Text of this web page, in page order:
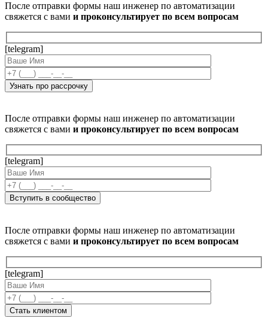
После отправки формы наш инженер по автоматизации
свяжется с вами и проконсультирует по всем вопросам
[telegram]
После отправки формы наш инженер по автоматизации
свяжется с вами и проконсультирует по всем вопросам
[telegram]
После отправки формы наш инженер по автоматизации
свяжется с вами и проконсультирует по всем вопросам
[telegram]